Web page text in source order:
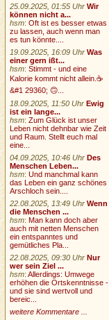
25.09.2025, 01:55 Uhr Wir
können nicht a...
hsm:Oft ist es besser etwas
zu lassen, auch wenn man
es tun könnte....
19.09.2025, 16:09 Uhr Was
einer gern ißt...
hsm:Stimmt - und eine
Kalorie kommt nicht allein.☕
&#1 29360; 🙃...
18.09.2025, 11:50 Uhr Ewig
ist ein lange...
hsm:Zum Glück ist unser
Leben nicht dehnbar wie Zeit
und Raum. Stellt euch mal
eine...
04.09.2025, 10:46 Uhr Des
Menschen Leben...
hsm:Und manchmal kann
das Leben ein ganz schönes
Arschloch sein....
22.08.2025, 13:49 Uhr Wenn
die Menschen ...
hsm:Man kann doch aber
auch mit netten Menschen
ein entspanntes und
gemütliches Pla...
22.08.2025, 09:30 Uhr Nur
wer sein Ziel ...
hsm:Allerdings: Umwege
erhöhen die Ortskenntnisse -
und sie sind wertvoll und
bereic...
weitere Kommentare ...